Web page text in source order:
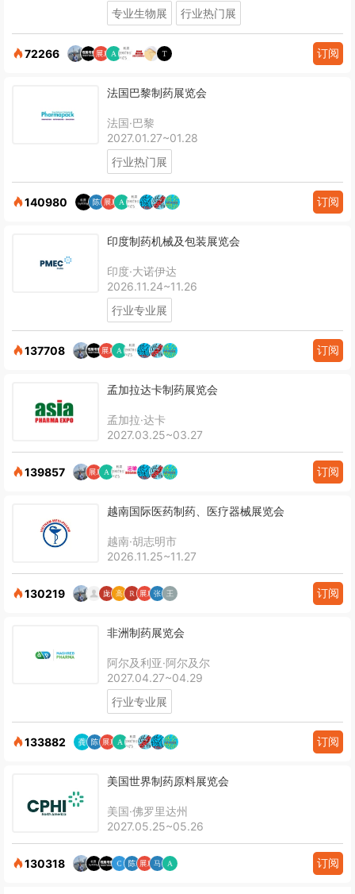
专业生物展
行业热门展
72266 订阅
法国巴黎制药展览会
法国·巴黎
2027.01.27~01.28
行业热门展
140980 订阅
印度制药机械及包装展览会
印度·大诺伊达
2026.11.24~11.26
行业专业展
137708 订阅
孟加拉达卡制药展览会
孟加拉·达卡
2027.03.25~03.27
139857 订阅
越南国际医药制药、医疗器械展览会
越南·胡志明市
2026.11.25~11.27
130219 订阅
非洲制药展览会
阿尔及利亚·阿尔及尔
2027.04.27~04.29
行业专业展
133882 订阅
美国世界制药原料展览会
美国·佛罗里达州
2027.05.25~05.26
130318 订阅